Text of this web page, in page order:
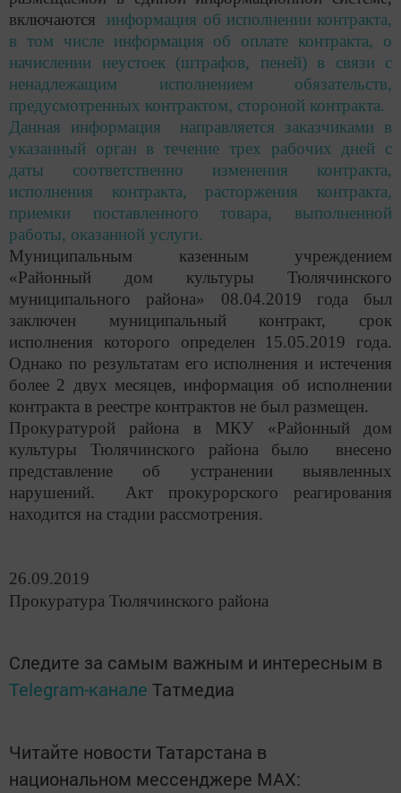
включаются информация об исполнении контракта,
в том числе информация об оплате контракта, о
начислении неустоек (штрафов, пеней) в связи с
ненадлежащим исполнением обязательств,
предусмотренных контрактом, стороной контракта.
Данная информация направляется заказчиками в
указанный орган в течение трех рабочих дней с
даты соответственно изменения контракта,
исполнения контракта, расторжения контракта,
приемки поставленного товара, выполненной
работы, оказанной услуги.
Муниципальным казенным учреждением
«Районный дом культуры Тюлячинского
муниципального района» 08.04.2019 года был
заключен муниципальный контракт, срок
исполнения которого определен 15.05.2019 года.
Однако по результатам его исполнения и истечения
более 2 двух месяцев, информация об исполнении
контракта в реестре контрактов не был размещен.
Прокуратурой района в МКУ «Районный дом
культуры Тюлячинского района было внесено
представление об устранении выявленных
нарушений. Акт прокурорского реагирования
находится на стадии рассмотрения.
26.09.2019
Прокуратура Тюлячинского района
Следите за самым важным и интересным в
Telegram-канале Татмедиа
Читайте новости Татарстана в
национальном мессенджере MАХ: